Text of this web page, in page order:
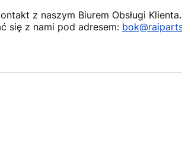
z naszym Biurem Obsługi
się z nami pod adresem: